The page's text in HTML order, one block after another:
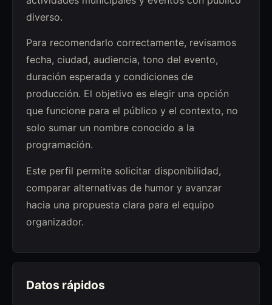
diverso.
Para recomendarlo correctamente, revisamos
fecha, ciudad, audiencia, tono del evento,
duración esperada y condiciones de
producción. El objetivo es elegir una opción
que funcione para el público y el contexto, no
solo sumar un nombre conocido a la
programación.
Este perfil permite solicitar disponibilidad,
comparar alternativas de humor y avanzar
hacia una propuesta clara para el equipo
organizador.
Datos rápidos